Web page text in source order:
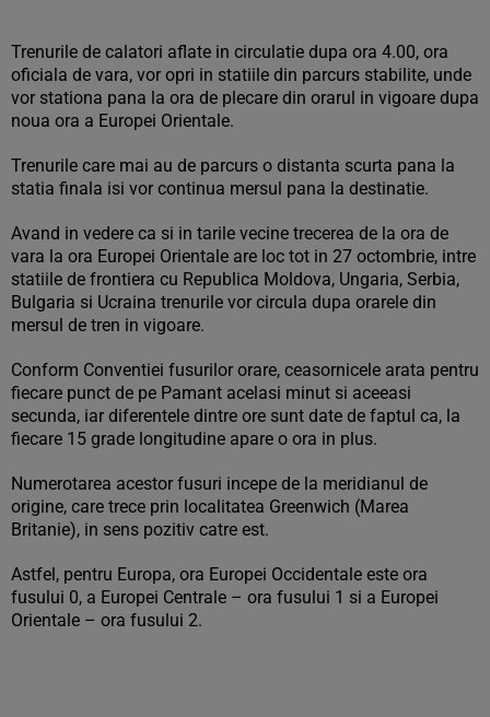
Trenurile de calatori aflate in circulatie dupa ora 4.00, ora
oficiala de vara, vor opri in statiile din parcurs stabilite, unde
vor stationa pana la ora de plecare din orarul in vigoare dupa
noua ora a Europei Orientale.
Trenurile care mai au de parcurs o distanta scurta pana la
statia finala isi vor continua mersul pana la destinatie.
Avand in vedere ca si in tarile vecine trecerea de la ora de
vara la ora Europei Orientale are loc tot in 27 octombrie, intre
statiile de frontiera cu Republica Moldova, Ungaria, Serbia,
Bulgaria si Ucraina trenurile vor circula dupa orarele din
mersul de tren in vigoare.
Conform Conventiei fusurilor orare, ceasornicele arata pentru
fiecare punct de pe Pamant acelasi minut si aceeasi
secunda, iar diferentele dintre ore sunt date de faptul ca, la
fiecare 15 grade longitudine apare o ora in plus.
Numerotarea acestor fusuri incepe de la meridianul de
origine, care trece prin localitatea Greenwich (Marea
Britanie), in sens pozitiv catre est.
Astfel, pentru Europa, ora Europei Occidentale este ora
fusului 0, a Europei Centrale – ora fusului 1 si a Europei
Orientale – ora fusului 2.